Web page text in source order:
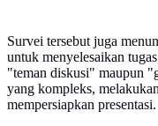
Survei tersebut juga
untuk menyelesaikan
"teman diskusi" maupun
yang kompleks,
mempersiapkan presentasi.